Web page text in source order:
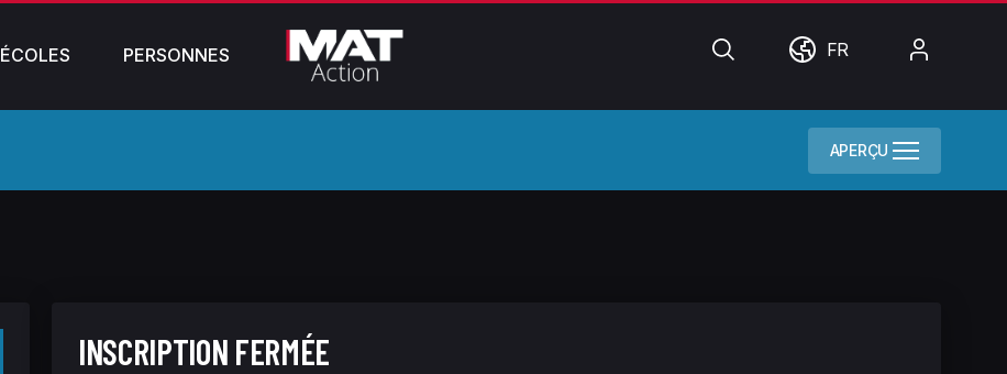
ÉCOLES PERSONNES ChercherMonde
FR
APERÇU
INSCRIPTION FERMÉE